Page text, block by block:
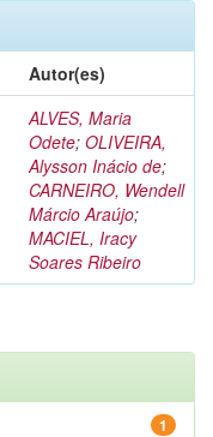
Autor(es)
ALVES, Maria
Odete; OLIVEIRA,
Alysson Inácio de;
CARNEIRO, Wendell
Márcio Araújo;
MACIEL, Iracy
Soares Ribeiro
1